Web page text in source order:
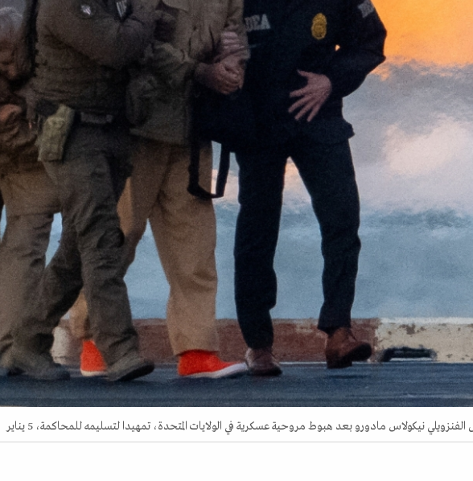
نيكولاس مادورو بعد هبوط مروحية عسكرية في الولايات المتحدة، تمهيدا لتسليمه للمحاكمة، 5 يناير